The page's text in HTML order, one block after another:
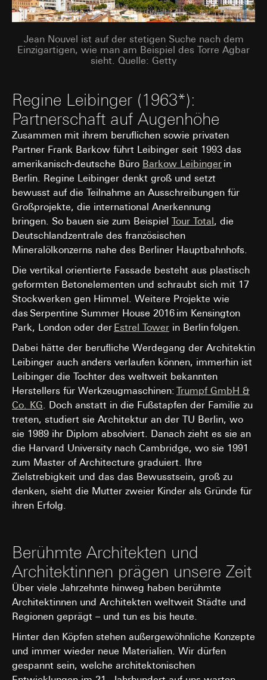
Jean Nouvel ist auf der stetigen Suche nach dem
Einzigartigen, wie man am Beispiel des Torre Agbar
sieht. Quelle: Getty
Regine Leibinger (1963*):
Partnerschaft auf Augenhöhe
Zusammen mit ihrem beruflichen sowie privaten
Partner Frank Barkow führt Leibinger seit 1993 das
amerikanisch-deutsche Büro Barkow Leibinger in
Berlin. Regine Leibinger denkt groß und setzt
bewusst auf die Teilnahme an Ausschreibungen für
Großprojekte, die international Anerkennung
bringen. So bauen sie zum Beispiel Tour Total , die
Deutschlandzentrale des französischen
Mineralölkonzerns nahe des Berliner Hauptbahnhofs.
Die vertikal orientierte Fassade besteht aus plastisch
geformten Betonelementen und schraubt sich mit 17
Stockwerken gen Himmel. Weitere Projekte wie
das Serpentine Summer House 2016 im Kensington
Park, London oder der Estrel Tower in Berlin folgen.
Dabei hätte der berufliche Werdegang der Architektin
Leibinger auch anders verlaufen können, immerhin ist
Leibinger die Tochter des weltweit bekannten
Herstellers für Werkzeugmaschinen: Trumpf GmbH &
Co. KG. Doch anstatt in die Fußstapfen der Familie zu
treten, studiert sie Architektur an der TU Berlin, wo
sie 1989 ihr Diplom absolviert. Danach zieht es sie an
die Harvard University nach Cambridge, wo sie 1991
zum Master of Architecture graduiert. Ihre
Zielstrebigkeit und das das Bewusstsein, groß zu
denken, sieht die Mutter zweier Kinder als Gründe für
ihren Erfolg.
Berühmte Architekten und
Architektinnen prägen unsere Zeit
Über viele Jahrzehnte hinweg haben berühmte
Architektinnen und Architekten weltweit Städte und
Regionen geprägt – und tun es bis heute.
Hinter den Köpfen stehen außergewöhnliche Konzepte
und immer wieder neue Materialien. Wir dürfen
gespannt sein, welche architektonischen